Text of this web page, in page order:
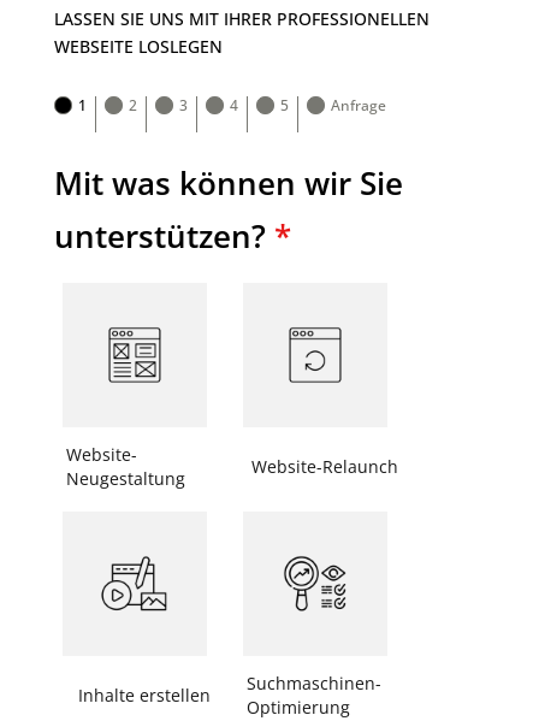
LASSEN SIE UNS MIT IHRER PROFESSIONELLEN
WEBSEITE LOSLEGEN
1 2 3 4 5 Anfrage
Mit was können wir Sie
unterstützen? *
Website-
Neugestaltung
Website-Relaunch
Inhalte erstellen
Suchmaschinen-
Optimierung